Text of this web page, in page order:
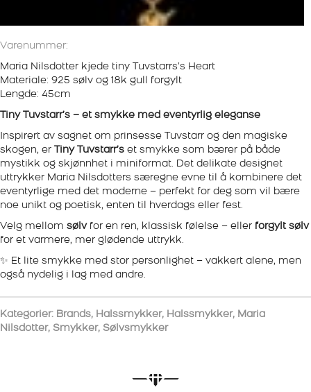
Varenummer:
Maria Nilsdotter kjede tiny Tuvstarrs’s Heart
Materiale: 925 sølv og 18k gull forgylt
Lengde: 45cm
Tiny Tuvstarr’s – et smykke med eventyrlig eleganse
Inspirert av sagnet om prinsesse Tuvstarr og den magiske
skogen, er Tiny Tuvstarr’s et smykke som bærer på både
mystikk og skjønnhet i miniformat. Det delikate designet
uttrykker Maria Nilsdotters særegne evne til å kombinere det
eventyrlige med det moderne – perfekt for deg som vil bære
noe unikt og poetisk, enten til hverdags eller fest.
Velg mellom sølvfor en ren, klassisk følelse – eller forgylt sølv
for et varmere, mer glødende uttrykk.
✨ Et lite smykke med stor personlighet – vakkert alene, men
også nydelig i lag med andre.
Kategorier: Brands, Halssmykker, Halssmykker, Maria
Nilsdotter, Smykker, Sølvsmykker